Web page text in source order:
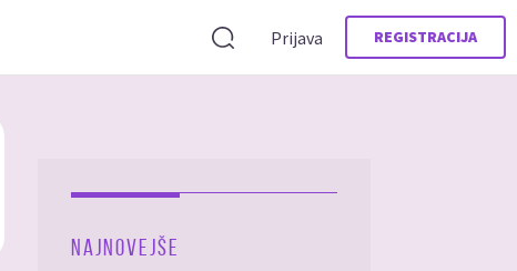
Prijava REGISTRACIJA
NAJNOVEJŠE